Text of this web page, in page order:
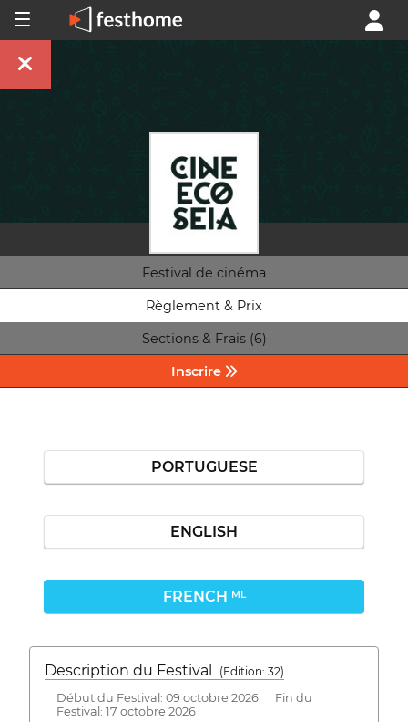
Festival de cinéma
Règlement & Prix
Sections & Frais (6)
Inscrire
PORTUGUESE
ENGLISH
FRENCH ML
Description du Festival
( Edition: 32)
Début du Festival: 09 octobre 2026 Fin du
Festival: 17 octobre 2026